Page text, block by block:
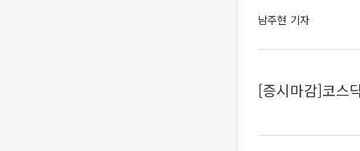
남주현 기자
[증시마감]코